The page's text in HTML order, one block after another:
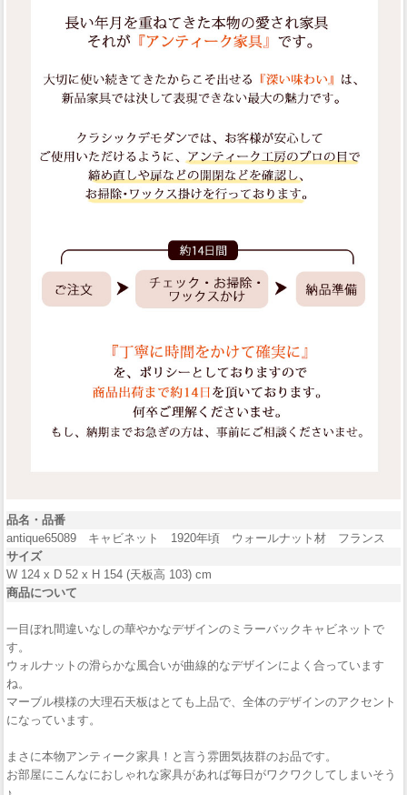
品名・品番
antique65089 キャビネット 1920年頃 ウォールナット材 フランス
サイズ
W 124 x D 52 x H 154 (天板高 103) cm
商品について
一目ぼれ間違いなしの華やかなデザインのミラーバックキャビネットで
す。
ウォルナットの滑らかな風合いが曲線的なデザインによく合っています
ね。
マーブル模様の大理石天板はとても上品で、全体のデザインのアクセント
になっています。
まさに本物アンティーク家具！と言う雰囲気抜群のお品です。
お部屋にこんなにおしゃれな家具があれば毎日がワクワクしてしまいそう